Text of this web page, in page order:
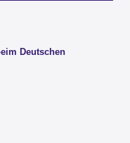
Deutschen